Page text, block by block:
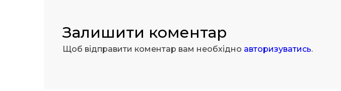
Залишити коментар
Щоб відправити коментар вам необхідно авторизуватись.